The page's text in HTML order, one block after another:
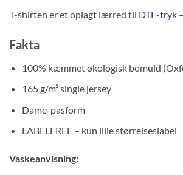
T-shirten er et oplagt lærred til DTF-tryk
Fakta
100% kæmmet økologisk bomuld
165 g/m² single jersey
Dame-pasform
LABELFREE – kun lille størrelseslabel
Vaskeanvisning: